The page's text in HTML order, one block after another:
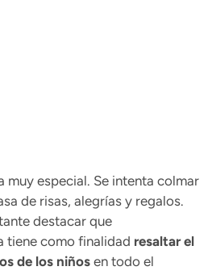
muy especial. Se intenta colmar
de risas, alegrías y regalos.
destacar que
tiene como finalidad resaltar el
de los niños en todo el